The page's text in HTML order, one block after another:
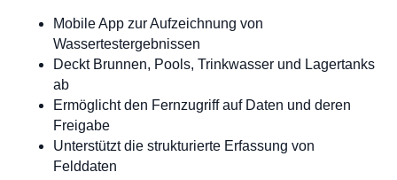
Mobile App zur Aufzeichnung von
Wassertestergebnissen
Deckt Brunnen, Pools, Trinkwasser und Lagertanks
ab
Ermöglicht den Fernzugriff auf Daten und deren
Freigabe
Unterstützt die strukturierte Erfassung von
Felddaten